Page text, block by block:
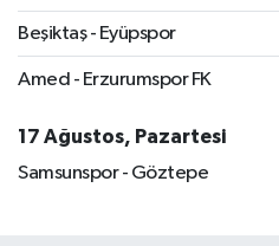
Beşiktaş - Eyüpspor
Amed - Erzurumspor FK
17 Ağustos, Pazartesi
Samsunspor - Göztepe